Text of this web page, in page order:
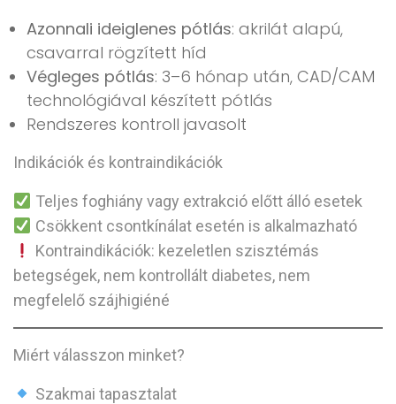
Azonnali ideiglenes pótlás: akrilát alapú,
csavarral rögzített híd
Végleges pótlás: 3–6 hónap után, CAD/CAM
technológiával készített pótlás
Rendszeres kontroll javasolt
Indikációk és kontraindikációk
Teljes foghiány vagy extrakció előtt álló esetek
Csökkent csontkínálat esetén is alkalmazható
Kontraindikációk: kezeletlen szisztémás
betegségek, nem kontrollált diabetes, nem
megfelelő szájhigiéné
Miért válasszon minket?
Szakmai tapasztalat